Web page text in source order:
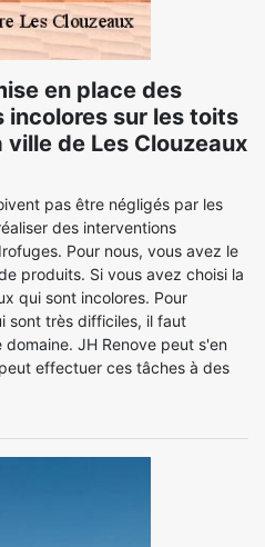
en place des
sur les toits
de Les Clouzeaux
pas être négligés par les
des interventions
Pour nous, vous avez le
produits. Si vous avez choisi la
qui sont incolores. Pour
sont très difficiles, il faut
JH Renove peut s'en
effectuer ces tâches à des